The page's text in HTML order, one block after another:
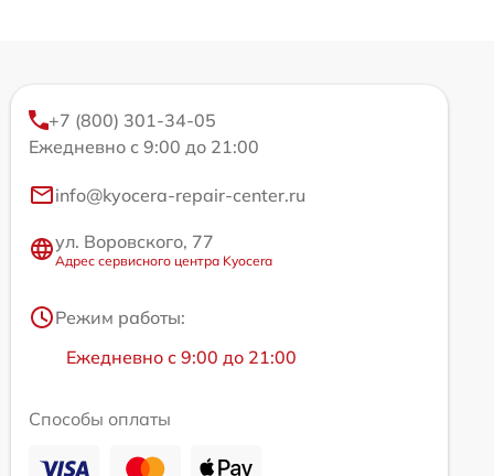
+7 (800) 301-34-05
Ежедневно с 9:00 до 21:00
info@kyocera-repair-center.ru
ул. Воровского, 77
Адрес сервисного центра Kyocera
Режим работы:
Ежедневно с 9:00 до 21:00
Способы оплаты